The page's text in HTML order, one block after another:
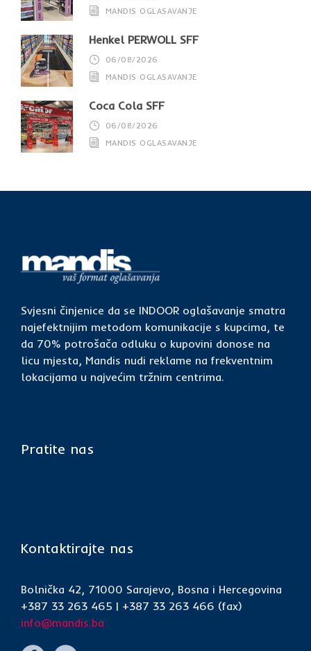
MANDIS OGLASAVANJE
Henkel PERWOLL SFF
06/08/2026
MANDIS OGLASAVANJE
Coca Cola SFF
06/08/2026
MANDIS OGLASAVANJE
Svjesni činjenice da se INDOOR oglašavanje smatra
najefektnijim metodom komunikacije s kupcima, te
da 70% potrošača odluku o kupovini donose na
licu mjesta, Mandis nudi reklame na frekventnim
lokacijama u najvećim tržnim centrima.
Pratite nas
Kontaktirajte nas
Bolnička 42, 71000 Sarajevo, Bosna i Hercegovina
+387 33 263 465 | +387 33 263 466 (fax)
info@mandis.ba